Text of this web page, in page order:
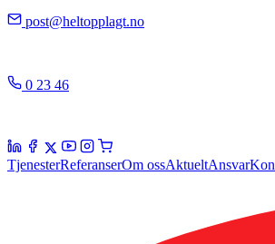
post@heltopplagt.no
0 23 46
TjenesterReferanserOm ossAktueltAnsvar